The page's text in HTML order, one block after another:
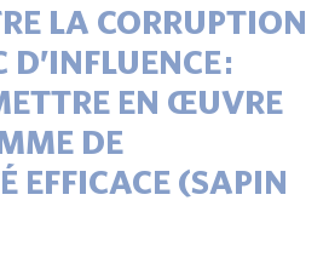
LA CORRUPTION
D’INFLUENCE :
EN ŒUVRE
DE
EFFICACE (SAPIN